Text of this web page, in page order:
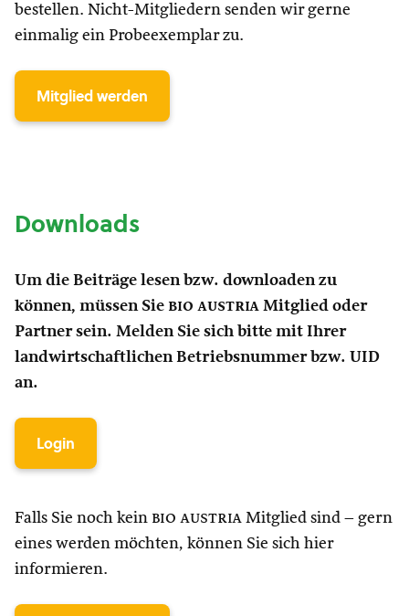
bestellen. Nicht-Mitgliedern senden wir gerne
einmalig ein Probeexemplar zu.
Mitglied werden
Downloads
Um die Beiträge lesen bzw. downloaden zu
können, müssen Sie bio austria Mitglied oder
Partner sein. Melden Sie sich bitte mit Ihrer
landwirtschaftlichen Betriebsnummer bzw. UID
an.
Login
Falls Sie noch kein bio austria Mitglied sind – gern
eines werden möchten, können Sie sich hier
informieren.